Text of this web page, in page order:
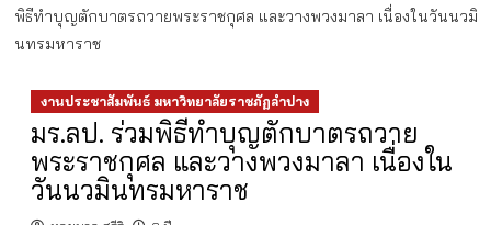
พิธีทำบุญตักบาตรถวายพระราชกุศล และวางพวงมาลา เนื่องในวันนวมิ
นทรมหาราช
งานประชาสัมพันธ์ มหาวิทยาลัยราชภัฏลำปาง
มร.ลป. ร่วมพิธีทำบุญตักบาตรถวาย
พระราชกุศล และวางพวงมาลา เนื่องใน
วันนวมินทรมหาราช